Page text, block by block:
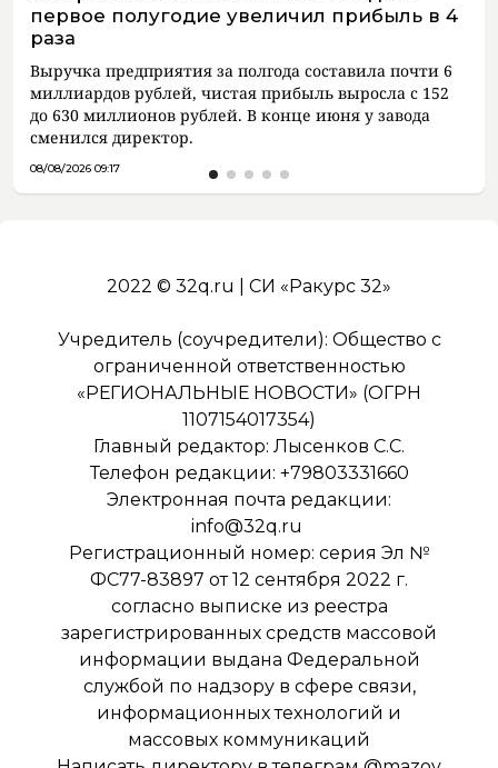
первое полугодие увеличил прибыль в 4
раза
Выручка предприятия за полгода составила почти 6
миллиардов рублей, чистая прибыль выросла с 152
до 630 миллионов рублей. В конце июня у завода
сменился директор.
08/08/2026 09:17
2022 © 32q.ru | СИ «Ракурс 32»
Учредитель (соучредители): Общество с
ограниченной ответственностью
«РЕГИОНАЛЬНЫЕ НОВОСТИ» (ОГРН
1107154017354)
Главный редактор: Лысенков С.С.
Телефон редакции: +79803331660
Электронная почта редакции:
info@32q.ru
Регистрационный номер: серия Эл №
ФС77-83897 от 12 сентября 2022 г.
согласно выписке из реестра
зарегистрированных средств массовой
информации выдана Федеральной
службой по надзору в сфере связи,
информационных технологий и
массовых коммуникаций